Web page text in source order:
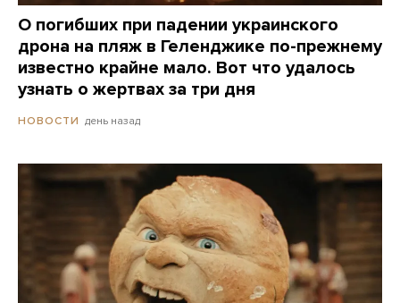
О погибших при падении украинского
дрона на пляж в Геленджике по-прежнему
известно крайне мало. Вот что удалось
узнать о жертвах за три дня
НОВОСТИ день назад